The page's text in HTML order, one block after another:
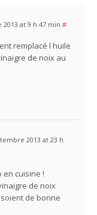
at 9 h 47 min #
remplacé l huile
de noix au
2013 at 23 h
en cuisine !
de noix
soient de bonne